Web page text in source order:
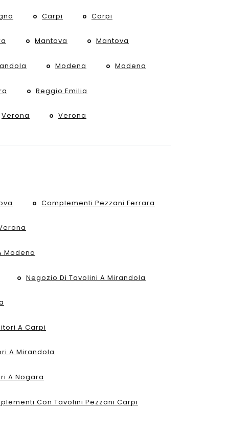
Carpi Carpi
Mantova Mantova
Modena Modena
Reggio Emilia
Verona Verona
Complementi Pezzani Ferrara
Modena
Negozio Di Tavolini A Mirandola
A Carpi
A Mirandola
A Nogara
Con Tavolini Pezzani Carpi